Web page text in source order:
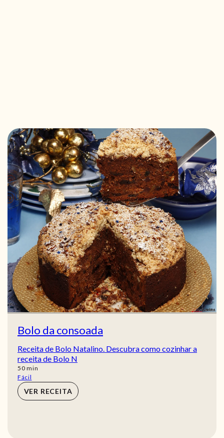
Bolo da consoada
Receita de Bolo Natalino. Descubra como cozinhar a
receita de Bolo N
50min
min
Fácil
VER RECEITA